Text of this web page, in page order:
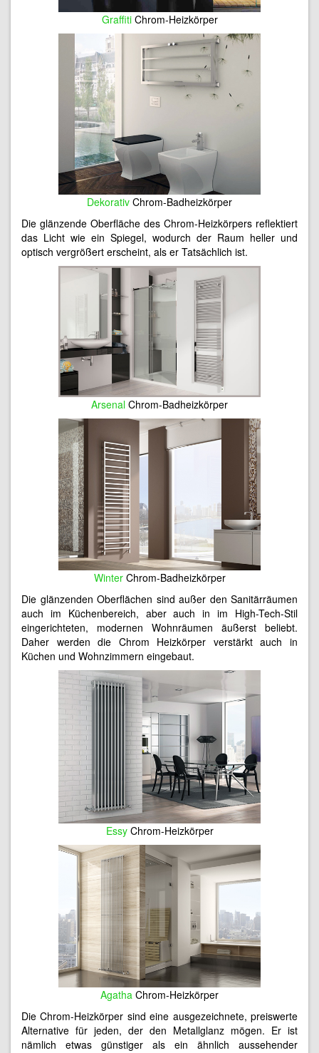
GraffitiChrom-Heizkörper
Dekorativ Chrom-Badheizkörper
Die glänzende Oberfläche des Chrom-Heizkörpers reflektiert
das Licht wie ein Spiegel, wodurch der Raum heller und
optisch vergrößert erscheint, als er Tatsächlich ist.
Arsenal Chrom-Badheizkörper
WinterChrom-Badheizkörper
Die glänzenden Oberflächen sind außer den Sanitärräumen
auch im Küchenbereich, aber auch in im High-Tech-Stil
eingerichteten, modernen Wohnräumen äußerst beliebt.
Daher werden die Chrom Heizkörper verstärkt auch in
Küchen und Wohnzimmern eingebaut.
EssyChrom-Heizkörper
Agatha Chrom-Heizkörper
Die Chrom-Heizkörper sind eine ausgezeichnete, preiswerte
Alternative für jeden, der den Metallglanz mögen. Er ist
nämlich etwas günstiger als ein ähnlich aussehender